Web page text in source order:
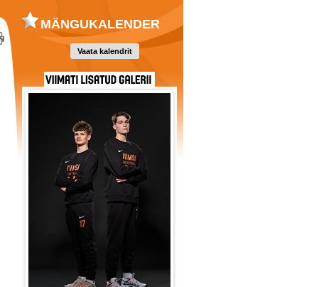
MÄNGUKALENDER
Vaata kalendrit